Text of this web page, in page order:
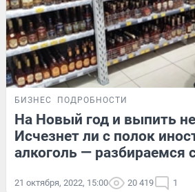
БИЗНЕС ПОДРОБНОСТИ
На Новый год и выпить
Исчезнет ли с полок
алкоголь — разбираемся
21 октября, 2022, 15:00 20 419 1